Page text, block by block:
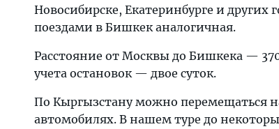
Новосибирске, Екатеринбурге и других
поездами в Бишкек аналогичная.
Расстояние от Москвы до Бишкека —
учета остановок — двое суток.
По Кыргызстану можно перемещаться
автомобилях. В нашем туре до